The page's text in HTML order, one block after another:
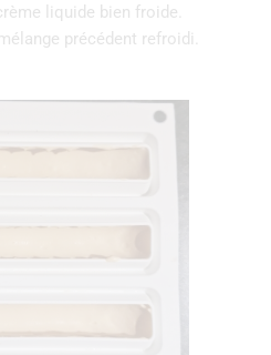
liquide bien froide.
précédent refroidi.